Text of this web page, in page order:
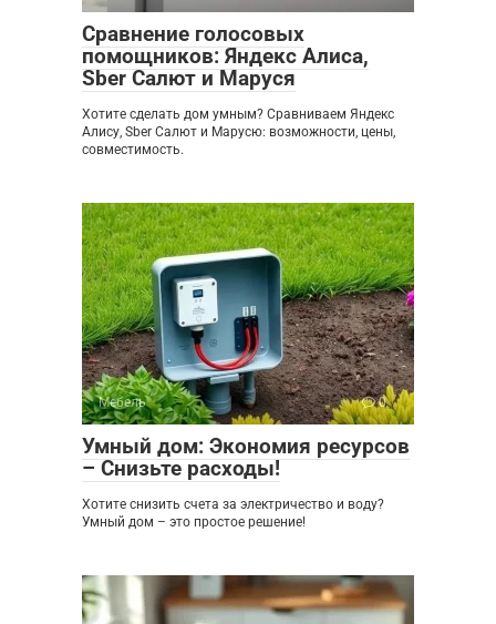
Сравнение голосовых
помощников: Яндекс Алиса,
Sber Салют и Маруся
Хотите сделать дом умным? Сравниваем Яндекс
Алису, Sber Салют и Марусю: возможности, цены,
совместимость.
Мебель 0
Умный дом: Экономия ресурсов
– Снизьте расходы!
Хотите снизить счета за электричество и воду?
Умный дом – это простое решение!